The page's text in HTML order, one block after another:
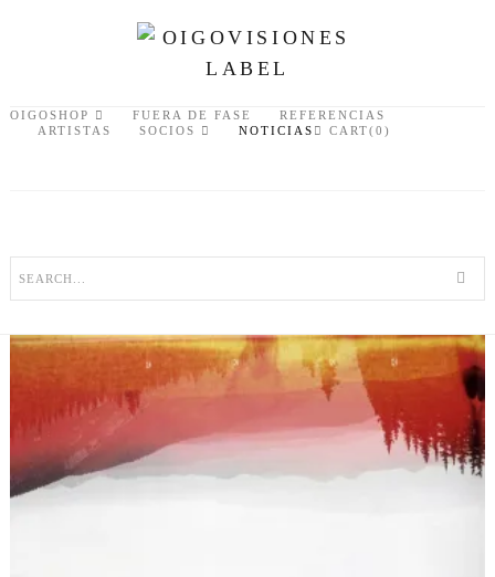
OIGOSHOP FUERA DE FASE
REFERENCIAS
ARTISTAS
SOCIOS NOTICIAS CART(0)